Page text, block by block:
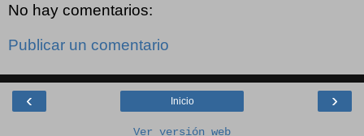
No hay comentarios:
Publicar un comentario
‹ ›
Inicio
Ver versión web